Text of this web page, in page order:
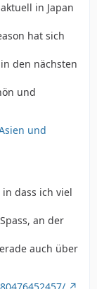
in Japan
hat sich
den nächsten
und
und
dass ich viel
an der
auch über